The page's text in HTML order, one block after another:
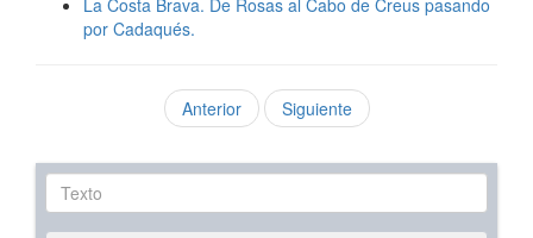
La Costa Brava. De Rosas al Cabo de Creus pasando
por Cadaqués.
Anterior Siguiente
Texto